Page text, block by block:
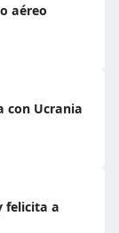
aéreo
con Ucrania
felicita a